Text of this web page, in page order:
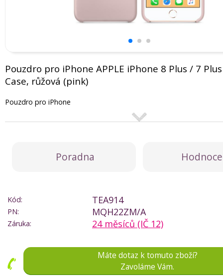
Pouzdro pro iPhone APPLE iPhone 8 Plus / 7
Case, růžová (pink)
Pouzdro pro iPhone
Poradna
Kód: TEA914
PN: MQH22ZM/A
Záruka: 24 měsíců (IČ 12)
Máte dotaz k tomuto zboží?
Zavoláme Vám.